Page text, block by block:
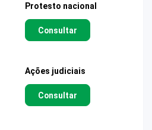
Protesto nacional
Consultar
Ações judiciais
Consultar